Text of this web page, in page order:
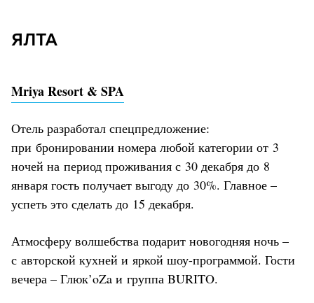
ЯЛТА
Mriya Resort & SPA
Отель разработал спецпредложение:
при бронировании номера любой категории от 3
ночей на период проживания с 30 декабря до 8
января гость получает выгоду до 30%. Главное –
успеть это сделать до 15 декабря.
Атмосферу волшебства подарит новогодняя ночь –
с авторской кухней и яркой шоу-программой. Гости
вечера – Глюк’oZa и группа BURITO.